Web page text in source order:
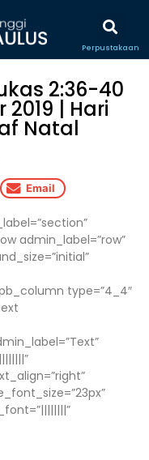
Perpustakaan
2:36-40
2019 | Hari
Natal
Email
admin_label=”row”
type=”4_4″